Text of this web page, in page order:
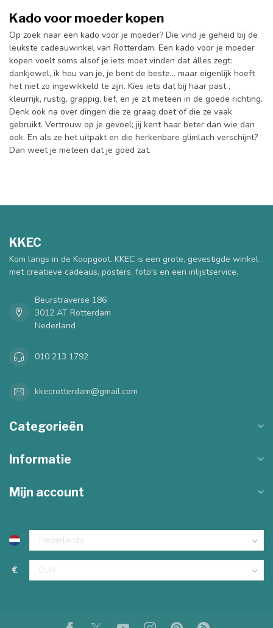
Kado voor moeder kopen
Op zoek naar een kado voor je moeder? Die vind je geheid bij de
leukste cadeauwinkel van Rotterdam. Een kado voor je moeder
kopen voelt soms alsof je iets moet vinden dat álles zegt:
dankjewel, ik hou van je, je bent de beste… maar eigenlijk hoeft
het niet zo ingewikkeld te zijn. Kies iets dat bij haar past ,
kleurrijk, rustig, grappig, lief, en je zit meteen in de goede richting.
Denk ook na over dingen die ze graag doet of die ze vaak
gebruikt. Vertrouw op je gevoel; jij kent haar beter dan wie dan
ook. En als ze het uitpakt en die herkenbare glimlach verschijnt?
Dan weet je meteen dat je goed zat.
KKEC
Kom langs in de Koopgoot. KKEC is een grote, gevestigde winkel
met creatieve cadeaus, posters, foto's en een inlijstservice.
Beurstraverse 186
3012 AT Rotterdam
Nederland
010 213 1792
kkecrotterdam@gmail.com
Categorieën
Informatie
Mijn account
€